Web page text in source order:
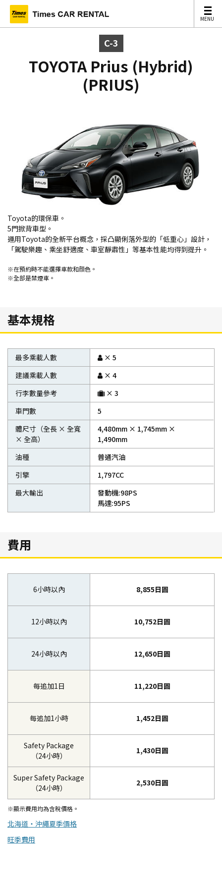
MENU
MENU
C-3
TOYOTA Prius (Hybrid)
(PRIUS)
Toyota的環保車。
5門掀背車型。
運用Toyota的全新平台概念，採凸顯俐落外型的「低重心」設計，
「駕駛樂趣、乘坐舒適度、車室靜肅性」等基本性能均得到提升。
※在預約時不能選擇車款和顔色。
※全部是禁煙車。
基本規格
最多乘載人數
× 5
建議乘載人數
× 4
行李數量參考
× 3
車門數
5
體尺寸（全長 × 全寬
× 全高）
4,480mm × 1,745mm ×
1,490mm
油種
普通汽油
引擎
1,797CC
最大輸出
發動機:98PS
馬達:95PS
費用
6小時以內
12小時以內
24小時以內
每追加1日
每追加1小時
Safety Package
（24小時）
Super Safety Package
（24小時）
8,855日圓
10,752日圓
12,650日圓
11,220日圓
1,452日圓
1,430日圓
2,530日圓
※顯示費用均為含稅價格。
北海道・沖繩夏季價格
旺季費用